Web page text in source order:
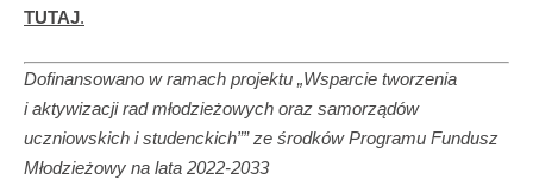
TUTAJ.
Dofinansowano w ramach projektu „Wsparcie tworzenia
i aktywizacji rad młodzieżowych oraz samorządów
uczniowskich i studenckich”” ze środków Programu Fundusz
Młodzieżowy na lata 2022-2033